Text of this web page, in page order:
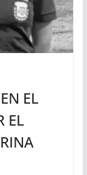
EL
EL